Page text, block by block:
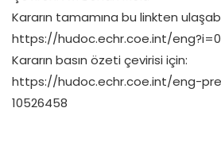
Kararın tamamına bu linkten
https://hudoc.echr.coe.int/
Kararın basın özeti çevirisi için:
https://hudoc.echr.coe.int/eng-
10526458